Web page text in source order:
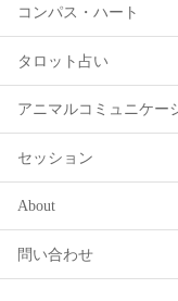
コンパス・ハート
タロット占い
アニマルコミュニケー
セッション
About
問い合わせ